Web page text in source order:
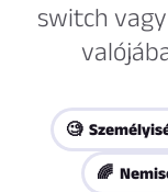
switch
🧐
🌈